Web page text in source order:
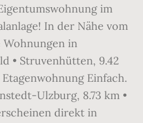
im
In der Nähe vom
Wohnungen in
• Struvenhütten, 9.42
Etagenwohnung Einfach.
Ulzburg, 8.73 km •
direkt in